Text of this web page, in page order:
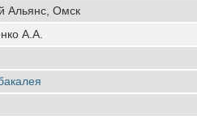
Альянс, Омск
А.А.